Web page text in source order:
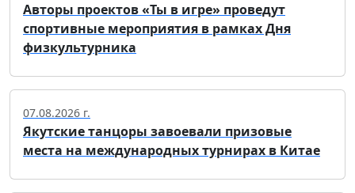
Авторы проектов «Ты в игре» проведут
спортивные мероприятия в рамках Дня
физкультурника
07.08.2026 г.
Якутские танцоры завоевали призовые
места на международных турнирах в Китае